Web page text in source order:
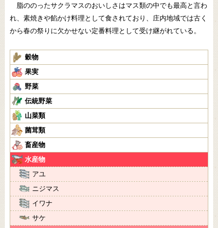
脂ののったサクラマスのおいしさはマス類の中でも最高と言わ
れ、素焼きや餡かけ料理として食されており、庄内地域では古く
から春の祭りに欠かせない定番料理として受け継がれている。
穀物
果実
野菜
伝統野菜
山菜類
菌茸類
畜産物
水産物
アユ
ニジマス
イワナ
サケ